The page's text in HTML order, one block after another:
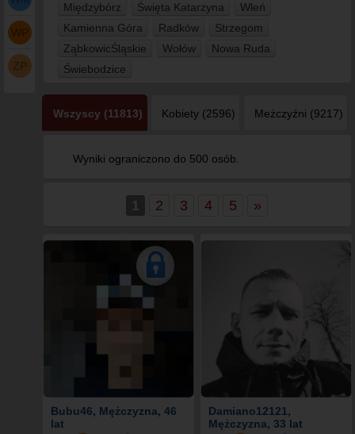
WP
Międzybórz
Święta Katarzyna
Wleń
Kamienna Góra
Radków
Strzegom
ZąbkowicŚląskie
Wołów
Nowa Ruda
Świebodzice
Wszyscy (11813) Kobiety (2596) Meżczyźni (9217)
Wyniki ograniczono do 500 osób.
1 2 3 4 5 »
Bubu46, Mężczyzna, 46
lat
Damiano12121,
Mężczyzna, 33 lat